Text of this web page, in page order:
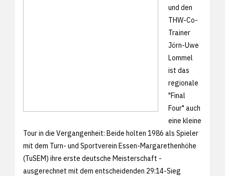
und den
THW-Co-
Trainer
Jörn-Uwe
Lommel
ist das
regionale
"Final
Four" auch
eine kleine
Tour in die Vergangenheit: Beide holten 1986 als Spieler
mit dem Turn- und Sportverein Essen-Margarethenhöhe
(TuSEM) ihre erste deutsche Meisterschaft -
ausgerechnet mit dem entscheidenden 29:14-Sieg